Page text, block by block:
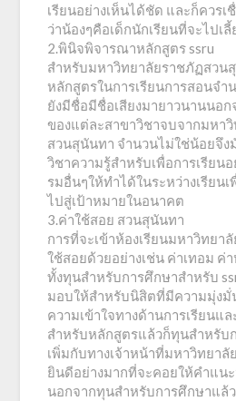
เรียนอย่างเห็นได้ชัด และก็ควรเ
ว่าน้องๆคือเด็กนักเรียนที่จะไปเ
2.พินิจพิจารณาหลักสูตร ssru
สำหรับมหาวิทยาลัยราชภัฏสวน
หลักสูตรในการเรียนการสอนจำ
ยังมีชื่อมีชื่อเสียงมายาวนานนอ
ของแต่ละสาขาวิชาจบจากมหา
สวนสุนันทา จำนวนไม่ใช่น้อยจึง
วิชาความรู้สำหรับเพื่อการเรียน
รมอื่นๆให้ทำได้ในระหว่างเรียน
ไปสู่เป้าหมายในอนาคต
3.ค่าใช้สอย สวนสุนันทา
การที่จะเข้าห้องเรียนมหาวิทยา
ใช้สอยด้วยอย่างเช่น ค่าเทอม ค่
ทั้งทุนสำหรับการศึกษาสำหรับ
มอบให้สำหรับนิสิตที่มีความมุ่งมั่
ความเข้าใจทางด้านการเรียนแ
สำหรับหลักสูตรแล้วก็ทุนสำหรับ
เพิ่มกับทางเจ้าหน้าที่มหาวิทยาลั
ยินดีอย่างมากที่จะคอยให้คำแน
นอกจากทุนสำหรับการศึกษาแล้